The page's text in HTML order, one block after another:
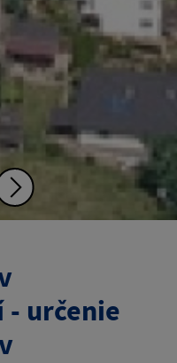
- určenie